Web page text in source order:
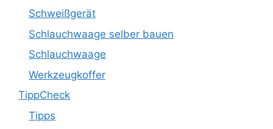
Schweißgerät
Schlauchwaage selber bauen
Schlauchwaage
Werkzeugkoffer
TippCheck
Tipps